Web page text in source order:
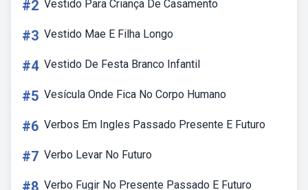
#2 Vestido Para Criança De Casamento
#3 Vestido Mae E Filha Longo
#4 Vestido De Festa Branco Infantil
#5 Vesícula Onde Fica No Corpo Humano
#6 Verbos Em Ingles Passado Presente E Futuro
#7 Verbo Levar No Futuro
#8 Verbo Fugir No Presente Passado E Futuro